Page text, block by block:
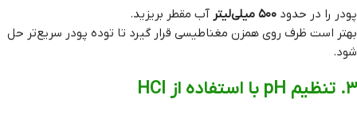
پودر را در حدود ۵۰۰ میلی‌لیتر
آب مقطر بریزید.
بهتر است ظرف روی همزن مغناطیسی قرار گیرد تا توده پودر سریع‌تر حل
شود.
۳. تنظیم pH با استفاده از HCl